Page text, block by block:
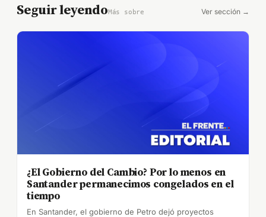
Seguir leyendoMás sobre Ver sección →
¿El Gobierno del Cambio? Por lo menos en
Santander permanecimos congelados en el
tiempo
En Santander, el gobierno de Petro dejó proyectos